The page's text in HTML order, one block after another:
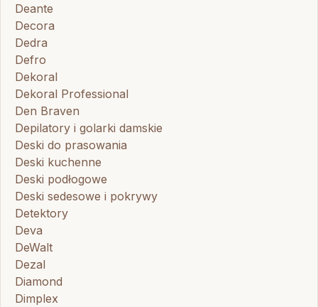
Deante
Decora
Dedra
Defro
Dekoral
Dekoral Professional
Den Braven
Depilatory i golarki damskie
Deski do prasowania
Deski kuchenne
Deski podłogowe
Deski sedesowe i pokrywy
Detektory
Deva
DeWalt
Dezal
Diamond
Dimplex